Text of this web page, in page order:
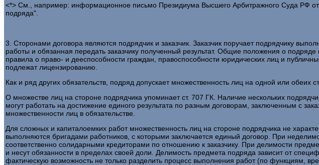
<*> См., например: информационное письмо Президиума Высшего Арбитражного Суда РФ от
подряда".
3. Сторонами договора являются подрядчик и заказчик. Заказчик поручает подрядчику
работы и обязанная передать заказчику полученный результат. Общие положения о
правила о право- и дееспособности граждан, правоспособности юридических лиц и
подлежат лицензированию.
Как и ряд других обязательств, подряд допускает множественность лиц на одной или обеих
О множестве лиц на стороне подрядчика упоминает ст. 707 ГК. Наличие нескольких
могут работать на достижение единого результата по разным договорам, заключенным с
множественности лиц в обязательстве.
Для сложных и капиталоемких работ множественность лиц на стороне подрядчика не
выполняются бригадами работников, с которыми заключается единый договор. При
соответственно солидарными кредиторами по отношению к заказчику. При делимости
и несут обязанности в пределах своей доли. Делимость предмета подряда зависит от
фактическую возможность не только разделить процесс выполнения работ (по функциям,